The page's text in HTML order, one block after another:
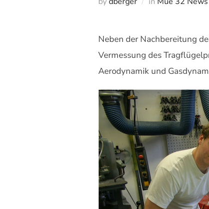
Neben der Nachbereitung
Vermessung des
Aerodynamik und